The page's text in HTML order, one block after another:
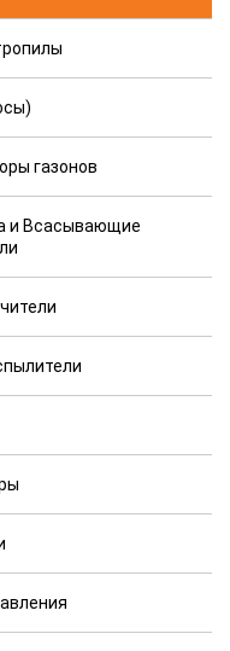
газонов
и Всасывающие